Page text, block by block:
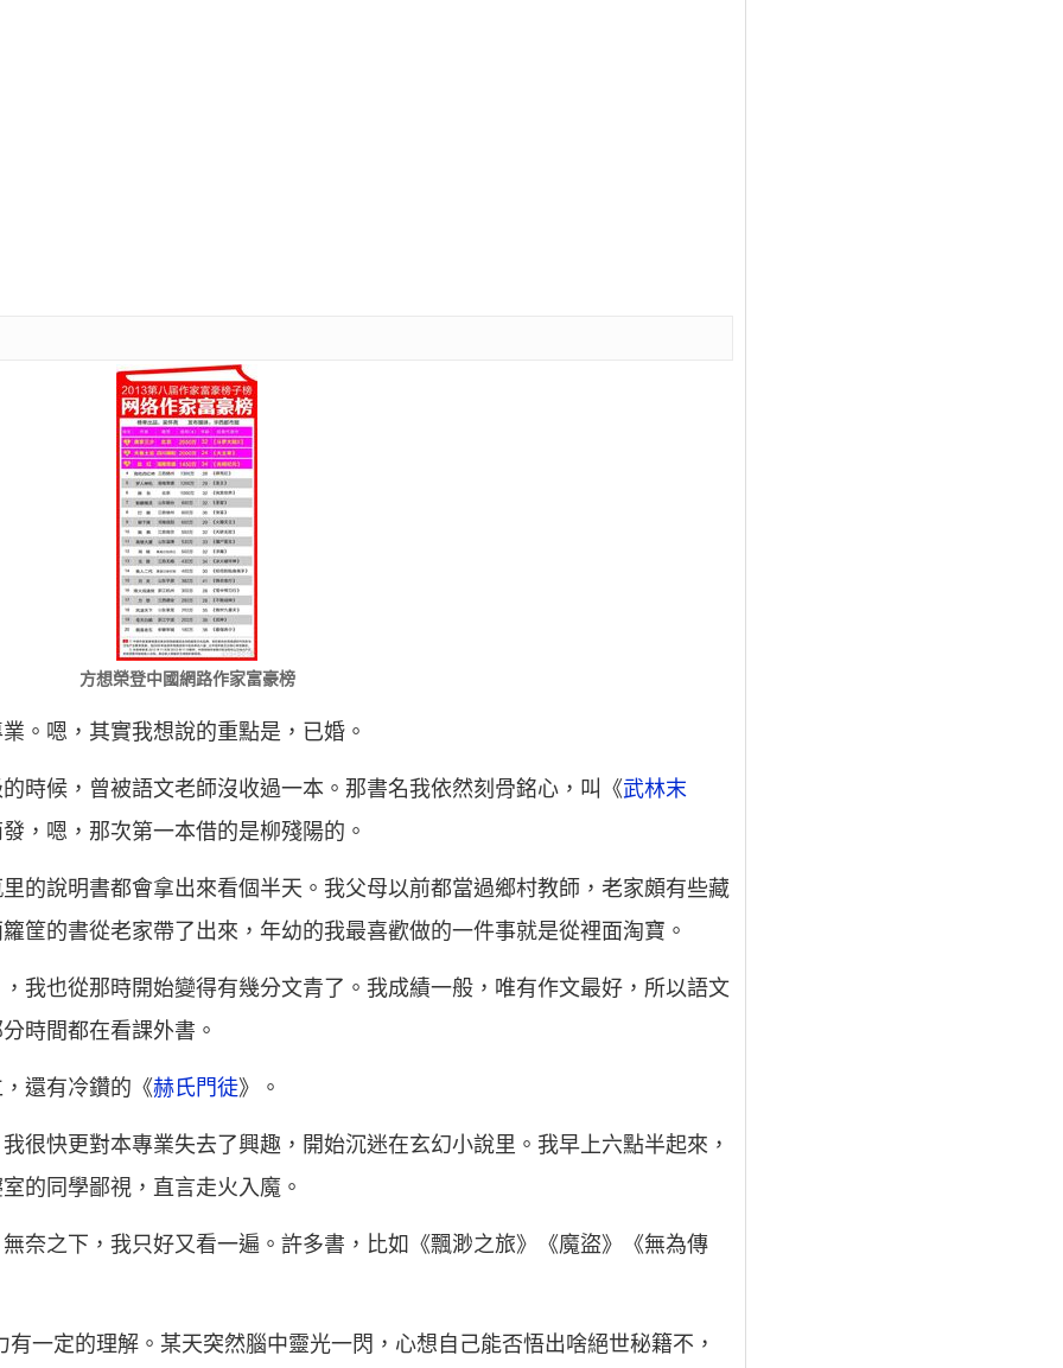
方想榮登中國網路作家富豪榜
。嗯，其實我想說的重點是，已婚。
時候，曾被語文老師沒收過一本。那書名我依然刻骨銘心，叫《武林末
，嗯，那次第一本借的是柳殘陽的。
的說明書都會拿出來看個半天。我父母以前都當過鄉村教師，老家頗有些藏
筐的書從老家帶了出來，年幼的我最喜歡做的一件事就是從裡面淘寶。
我也從那時開始變得有幾分文青了。我成績一般，唯有作文最好，所以語文
時間都在看課外書。
還有冷鑽的《赫氏門徒》。
很快更對本專業失去了興趣，開始沉迷在玄幻小說里。我早上六點半起來，
的同學鄙視，直言走火入魔。
奈之下，我只好又看一遍。許多書，比如《飄渺之旅》《魔盜》《無為傳
一定的理解。某天突然腦中靈光一閃，心想自己能否悟出啥絕世秘籍不，